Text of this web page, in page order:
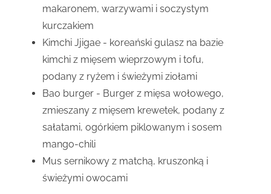
makaronem, warzywami i soczystym
kurczakiem
Kimchi Jjigae - koreański gulasz na bazie
kimchi z mięsem wieprzowym i tofu,
podany z ryżem i świeżymi ziołami
Bao burger - Burger z mięsa wołowego,
zmieszany z mięsem krewetek, podany z
sałatami, ogórkiem piklowanym i sosem
mango-chili
Mus sernikowy z matchą, kruszonką i
świeżymi owocami